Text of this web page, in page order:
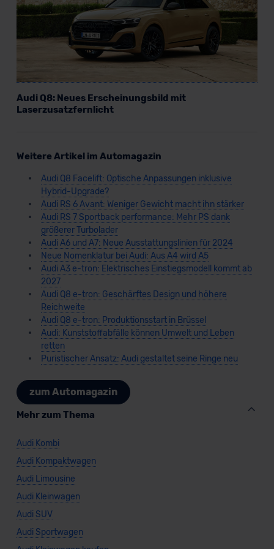
Audi Q8: Neues Erscheinungsbild mit
Laserzusatzfernlicht
Weitere Artikel im Automagazin
Audi Q8 Facelift: Optische Anpassungen inklusive
Hybrid-Upgrade?
Audi RS 6 Avant: Weniger Gewicht macht ihn stärker
Audi RS 7 Sportback performance: Mehr PS dank
größerer Turbolader
Audi A6 und A7: Neue Ausstattungslinien für 2024
Neue Nomenklatur bei Audi: Aus A4 wird A5
Audi A3 e-tron: Elektrisches Einstiegsmodell kommt ab
2027
Audi Q8 e-tron: Geschärftes Design und höhere
Reichweite
Audi Q8 e-tron: Produktionsstart in Brüssel
Audi: Kunststoffabfälle können Umwelt und Leben
retten
Puristischer Ansatz: Audi gestaltet seine Ringe neu
zum Automagazin
Mehr zum Thema
Audi Kombi
Audi Kompaktwagen
Audi Limousine
Audi Kleinwagen
Audi SUV
Audi Sportwagen